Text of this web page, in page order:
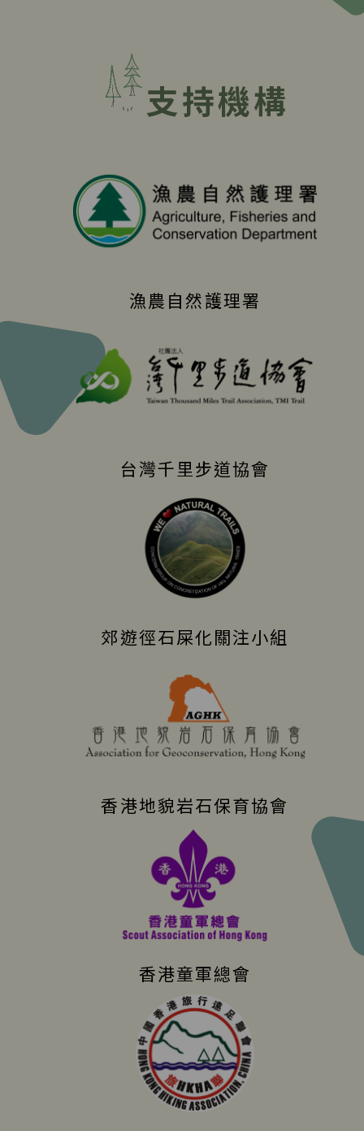
支持機構
漁農自然護理署
台灣千里步道協會
郊遊徑石屎化關注小組
香港地貌岩石保育協會
香港童軍總會